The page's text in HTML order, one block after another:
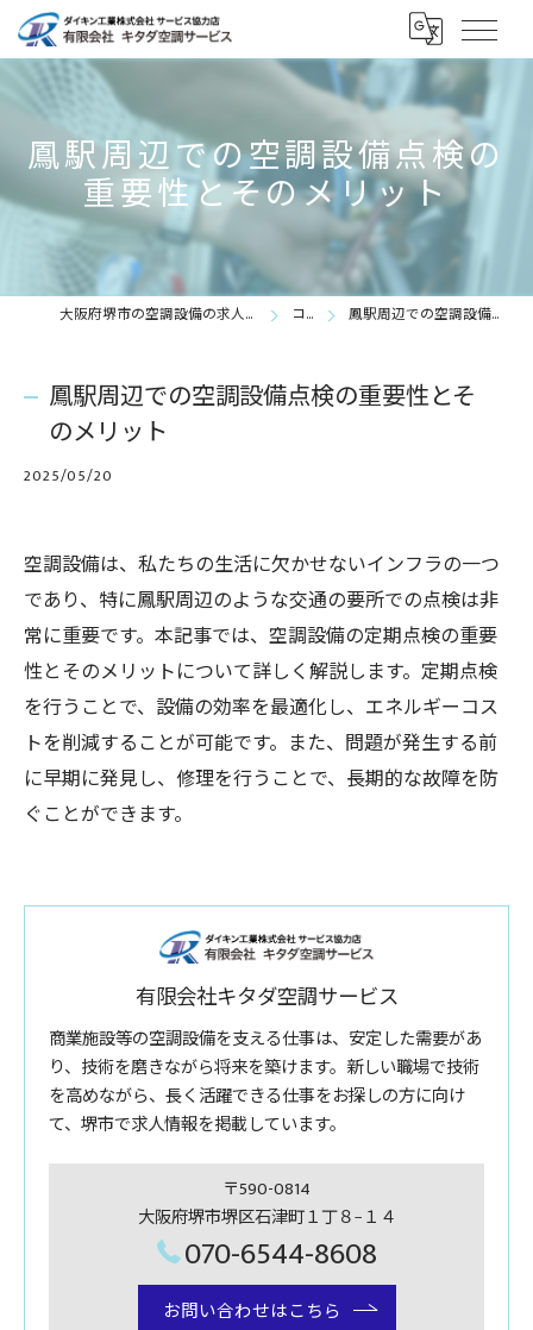
鳳駅周辺での空調設備点検の
重要性とそのメリット
大阪府堺市の空調設備の求人なら有限会社キタダ空調サービス コラム 鳳駅周辺での空調設備点検の重要性とそのメリット
鳳駅周辺での空調設備点検の重要性とそ
のメリット
2025/05/20
空調設備は、私たちの生活に欠かせないインフラの一つ
であり、特に鳳駅周辺のような交通の要所での点検は非
常に重要です。本記事では、空調設備の定期点検の重要
性とそのメリットについて詳しく解説します。定期点検
を行うことで、設備の効率を最適化し、エネルギーコス
トを削減することが可能です。また、問題が発生する前
に早期に発見し、修理を行うことで、長期的な故障を防
ぐことができます。
有限会社キタダ空調サービス
商業施設等の空調設備を支える仕事は、安定した需要があ
り、技術を磨きながら将来を築けます。新しい職場で技術
を高めながら、長く活躍できる仕事をお探しの方に向け
て、堺市で求人情報を掲載しています。
〒590-0814
大阪府堺市堺区石津町１丁８−１４
070-6544-8608
お問い合わせはこちら